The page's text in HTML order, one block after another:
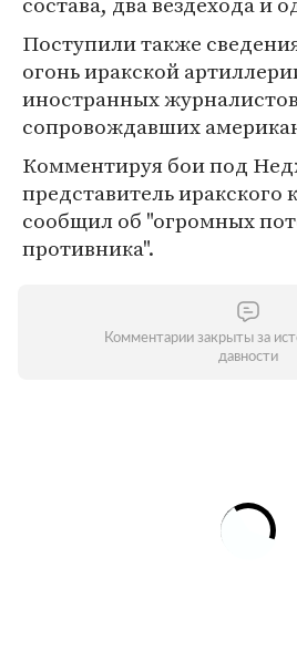
Поступили также
огонь иракской
иностранных
сопровождавших
Комментируя бои под
представитель иракского
сообщил об "огромных
противника".
Комментарии закрыты за
давности